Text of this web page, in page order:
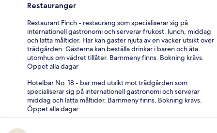
Restauranger
Restaurant Finch - restaurang som specialiserar sig på
internationell gastronomi och serverar frukost, lunch, middag
och lätta måltider. Här kan gäster njuta av en vacker utsikt över
trädgården. Gästerna kan beställa drinkar i baren och äta
utomhus om vädret tillåter. Barnmeny finns. Bokning krävs.
Öppet alla dagar
Hotelbar No. 18 - bar med utsikt mot trädgården som
specialiserar sig på internationell gastronomi och serverar
middag och lätta måltider. Barnmeny finns. Bokning krävs.
Öppet alla dagar